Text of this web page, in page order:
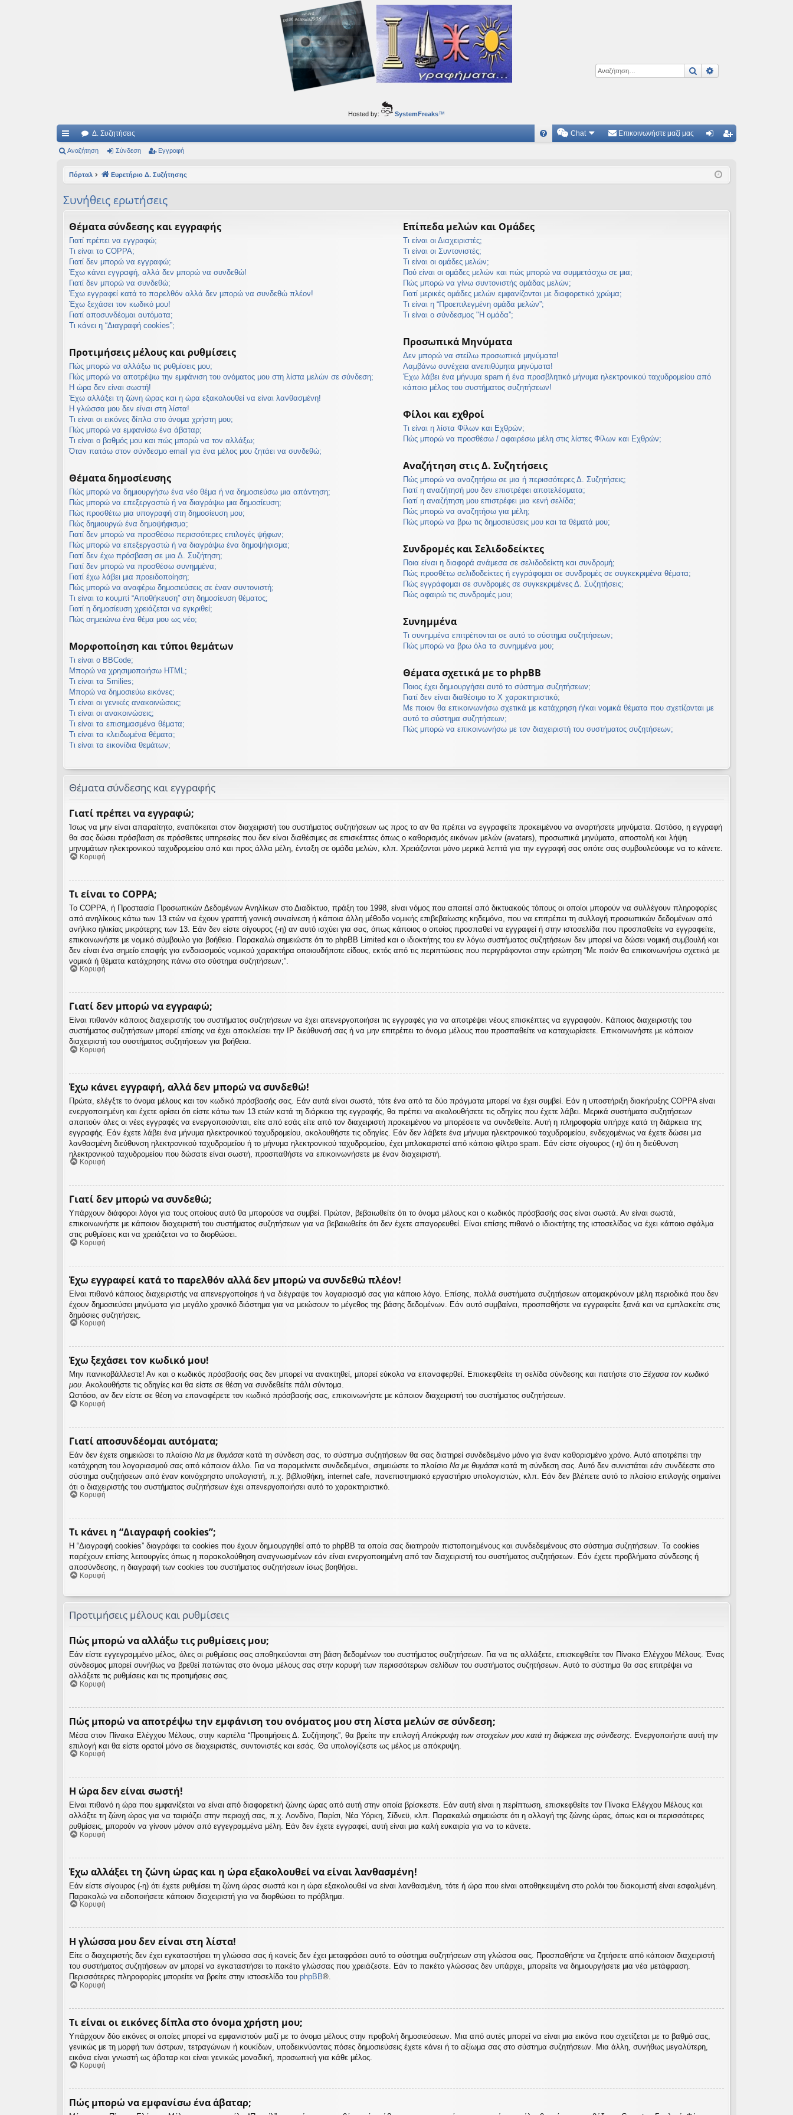
Αναζήτηση
Αυτός ο τόπος φιλοδοξεί να ανοίγει μονοπάτια για τα συναρπαστικά και όμορφα ταξίδια του νού...
Hosted by: SystemFreaks™
Γ
ρή
ς
Δ. Συζητήσεις Chat Επικοινωνήστε μαζί μας
ρα
Αναζήτηση Σύνδεση Εγγραφή
Πόρταλ Ευρετήριο Δ. Συζήτησης
Συνήθεις ερωτήσεις
Θέματα σύνδεσης και εγγραφής
Γιατί πρέπει να εγγραφώ;
Τι είναι το COPPA;
Γιατί δεν μπορώ να εγγραφώ;
Έχω κάνει εγγραφή, αλλά δεν μπορώ να συνδεθώ!
Γιατί δεν μπορώ να συνδεθώ;
Έχω εγγραφεί κατά το παρελθόν αλλά δεν μπορώ να συνδεθώ πλέον!
Έχω ξεχάσει τον κωδικό μου!
Γιατί αποσυνδέομαι αυτόματα;
Τι κάνει η “Διαγραφή cookies”;
Προτιμήσεις μέλους και ρυθμίσεις
Πώς μπορώ να αλλάξω τις ρυθμίσεις μου;
Πώς μπορώ να αποτρέψω την εμφάνιση του ονόματος μου στη λίστα μελών σε σύνδεση;
Η ώρα δεν είναι σωστή!
Έχω αλλάξει τη ζώνη ώρας και η ώρα εξακολουθεί να είναι λανθασμένη!
Η γλώσσα μου δεν είναι στη λίστα!
Τι είναι οι εικόνες δίπλα στο όνομα χρήστη μου;
Πώς μπορώ να εμφανίσω ένα άβαταρ;
Τι είναι ο βαθμός μου και πώς μπορώ να τον αλλάξω;
Όταν πατάω στον σύνδεσμο email για ένα μέλος μου ζητάει να συνδεθώ;
Θέματα δημοσίευσης
Πώς μπορώ να δημιουργήσω ένα νέο θέμα ή να δημοσιεύσω μια απάντηση;
Πώς μπορώ να επεξεργαστώ ή να διαγράψω μια δημοσίευση;
Πώς προσθέτω μια υπογραφή στη δημοσίευση μου;
Πώς δημιουργώ ένα δημοψήφισμα;
Γιατί δεν μπορώ να προσθέσω περισσότερες επιλογές ψήφων;
Πώς μπορώ να επεξεργαστώ ή να διαγράψω ένα δημοψήφισμα;
Γιατί δεν έχω πρόσβαση σε μια Δ. Συζήτηση;
Γιατί δεν μπορώ να προσθέσω συνημμένα;
Γιατί έχω λάβει μια προειδοποίηση;
Πώς μπορώ να αναφέρω δημοσιεύσεις σε έναν συντονιστή;
Τι είναι το κουμπί “Αποθήκευση” στη δημοσίευση θέματος;
Γιατί η δημοσίευση χρειάζεται να εγκριθεί;
Πώς σημειώνω ένα θέμα μου ως νέο;
Μορφοποίηση και τύποι θεμάτων
Τι είναι ο BBCode;
Μπορώ να χρησιμοποιήσω HTML;
Τι είναι τα Smilies;
Μπορώ να δημοσιεύω εικόνες;
Τι είναι οι γενικές ανακοινώσεις;
Τι είναι οι ανακοινώσεις;
Τι είναι τα επισημασμένα θέματα;
Τι είναι τα κλειδωμένα θέματα;
Τι είναι τα εικονίδια θεμάτων;
Επίπεδα μελών και Ομάδες
Τι είναι οι Διαχειριστές;
Τι είναι οι Συντονιστές;
Τι είναι οι ομάδες μελών;
Πού είναι οι ομάδες μελών και πώς μπορώ να συμμετάσχω σε μια;
Πώς μπορώ να γίνω συντονιστής ομάδας μελών;
Γιατί μερικές ομάδες μελών εμφανίζονται με διαφορετικό χρώμα;
Τι είναι η “Προεπιλεγμένη ομάδα μελών”;
Τι είναι ο σύνδεσμος "Η ομάδα”;
Προσωπικά Μηνύματα
Δεν μπορώ να στείλω προσωπικά μηνύματα!
Λαμβάνω συνέχεια ανεπιθύμητα μηνύματα!
Έχω λάβει ένα μήνυμα spam ή ένα προσβλητικό μήνυμα ηλεκτρονικού ταχυδρομείου από
κάποιο μέλος του συστήματος συζητήσεων!
Φίλοι και εχθροί
Τι είναι η λίστα Φίλων και Εχθρών;
Πώς μπορώ να προσθέσω / αφαιρέσω μέλη στις λίστες Φίλων και Εχθρών;
Αναζήτηση στις Δ. Συζητήσεις
Πώς μπορώ να αναζητήσω σε μια ή περισσότερες Δ. Συζητήσεις;
Γιατί η αναζήτησή μου δεν επιστρέφει αποτελέσματα;
Γιατί η αναζήτηση μου επιστρέφει μια κενή σελίδα;
Πώς μπορώ να αναζητήσω για μέλη;
Πώς μπορώ να βρω τις δημοσιεύσεις μου και τα θέματά μου;
Συνδρομές και Σελιδοδείκτες
Ποια είναι η διαφορά ανάμεσα σε σελιδοδείκτη και συνδρομή;
Πώς προσθέτω σελιδοδείκτες ή εγγράφομαι σε συνδρομές σε συγκεκριμένα θέματα;
Πώς εγγράφομαι σε συνδρομές σε συγκεκριμένες Δ. Συζητήσεις;
Πώς αφαιρώ τις συνδρομές μου;
Συνημμένα
Τι συνημμένα επιτρέπονται σε αυτό το σύστημα συζητήσεων;
Πώς μπορώ να βρω όλα τα συνημμένα μου;
Θέματα σχετικά με το phpBB
Ποιος έχει δημιουργήσει αυτό το σύστημα συζητήσεων;
Γιατί δεν είναι διαθέσιμο το Χ χαρακτηριστικό;
Με ποιον θα επικοινωνήσω σχετικά με κατάχρηση ή/και νομικά θέματα που σχετίζονται με
αυτό το σύστημα συζητήσεων;
Πώς μπορώ να επικοινωνήσω με τον διαχειριστή του συστήματος συζητήσεων;
Θέματα σύνδεσης και εγγραφής
Γιατί πρέπει να εγγραφώ;
Ίσως να μην είναι απαραίτητο, εναπόκειται στον διαχειριστή του συστήματος συζητήσεων ως προς το αν θα πρέπει να εγγραφείτε προκειμένου να αναρτήσετε μηνύματα. Ωστόσο, η εγγραφή
θα σας δώσει πρόσβαση σε πρόσθετες υπηρεσίες που δεν είναι διαθέσιμες σε επισκέπτες όπως ο καθορισμός εικόνων μελών (avatars), προσωπικά μηνύματα, αποστολή και λήψη
μηνυμάτων ηλεκτρονικού ταχυδρομείου από και προς άλλα μέλη, ένταξη σε ομάδα μελών, κλπ. Χρειάζονται μόνο μερικά λεπτά για την εγγραφή σας οπότε σας συμβουλεύουμε να το κάνετε.
Κορυφή
Τι είναι το COPPA;
Το COPPA, ή Προστασία Προσωπικών Δεδομένων Ανηλίκων στο Διαδίκτυο, πράξη του 1998, είναι νόμος που απαιτεί από δικτυακούς τόπους οι οποίοι μπορούν να συλλέγουν πληροφορίες
από ανηλίκους κάτω των 13 ετών να έχουν γραπτή γονική συναίνεση ή κάποια άλλη μέθοδο νομικής επιβεβαίωσης κηδεμόνα, που να επιτρέπει τη συλλογή προσωπικών δεδομένων από
ανήλικο ηλικίας μικρότερης των 13. Εάν δεν είστε σίγουρος (-η) αν αυτό ισχύει για σας, όπως κάποιος ο οποίος προσπαθεί να εγγραφεί ή στην ιστοσελίδα που προσπαθείτε να εγγραφείτε,
επικοινωνήστε με νομικό σύμβουλο για βοήθεια. Παρακαλώ σημειώστε ότι το phpBB Limited και ο ιδιοκτήτης του εν λόγω συστήματος συζητήσεων δεν μπορεί να δώσει νομική συμβουλή και
δεν είναι ένα σημείο επαφής για ενδοιασμούς νομικού χαρακτήρα οποιουδήποτε είδους, εκτός από τις περιπτώσεις που περιγράφονται στην ερώτηση “Με ποιόν θα επικοινωνήσω σχετικά με
νομικά ή θέματα κατάχρησης πάνω στο σύστημα συζητήσεων;”.
Κορυφή
Γιατί δεν μπορώ να εγγραφώ;
Είναι πιθανόν κάποιος διαχειριστής του συστήματος συζητήσεων να έχει απενεργοποιήσει τις εγγραφές για να αποτρέψει νέους επισκέπτες να εγγραφούν. Κάποιος διαχειριστής του
συστήματος συζητήσεων μπορεί επίσης να έχει αποκλείσει την IP διεύθυνσή σας ή να μην επιτρέπει το όνομα μέλους που προσπαθείτε να καταχωρίσετε. Επικοινωνήστε με κάποιον
διαχειριστή του συστήματος συζητήσεων για βοήθεια.
Κορυφή
Έχω κάνει εγγραφή, αλλά δεν μπορώ να συνδεθώ!
Πρώτα, ελέγξτε το όνομα μέλους και τον κωδικό πρόσβασής σας. Εάν αυτά είναι σωστά, τότε ένα από τα δύο πράγματα μπορεί να έχει συμβεί. Εάν η υποστήριξη διακήρυξης COPPA είναι
ενεργοποιημένη και έχετε ορίσει ότι είστε κάτω των 13 ετών κατά τη διάρκεια της εγγραφής, θα πρέπει να ακολουθήσετε τις οδηγίες που έχετε λάβει. Μερικά συστήματα συζητήσεων
απαιτούν όλες οι νέες εγγραφές να ενεργοποιούνται, είτε από εσάς είτε από τον διαχειριστή προκειμένου να μπορέσετε να συνδεθείτε. Αυτή η πληροφορία υπήρχε κατά τη διάρκεια της
εγγραφής. Εάν έχετε λάβει ένα μήνυμα ηλεκτρονικού ταχυδρομείου, ακολουθήστε τις οδηγίες. Εάν δεν λάβετε ένα μήνυμα ηλεκτρονικού ταχυδρομείου, ενδεχομένως να έχετε δώσει μια
λανθασμένη διεύθυνση ηλεκτρονικού ταχυδρομείου ή το μήνυμα ηλεκτρονικού ταχυδρομείου, έχει μπλοκαριστεί από κάποιο φίλτρο spam. Εάν είστε σίγουρος (-η) ότι η διεύθυνση
ηλεκτρονικού ταχυδρομείου που δώσατε είναι σωστή, προσπαθήστε να επικοινωνήσετε με έναν διαχειριστή.
Κορυφή
Γιατί δεν μπορώ να συνδεθώ;
Υπάρχουν διάφοροι λόγοι για τους οποίους αυτό θα μπορούσε να συμβεί. Πρώτον, βεβαιωθείτε ότι το όνομα μέλους και ο κωδικός πρόσβασής σας είναι σωστά. Αν είναι σωστά,
επικοινωνήστε με κάποιον διαχειριστή του συστήματος συζητήσεων για να βεβαιωθείτε ότι δεν έχετε απαγορευθεί. Είναι επίσης πιθανό ο ιδιοκτήτης της ιστοσελίδας να έχει κάποιο σφάλμα
στις ρυθμίσεις και να χρειάζεται να το διορθώσει.
Κορυφή
Έχω εγγραφεί κατά το παρελθόν αλλά δεν μπορώ να συνδεθώ πλέον!
Είναι πιθανό κάποιος διαχειριστής να απενεργοποίησε ή να διέγραψε τον λογαριασμό σας για κάποιο λόγο. Επίσης, πολλά συστήματα συζητήσεων απομακρύνουν μέλη περιοδικά που δεν
έχουν δημοσιεύσει μηνύματα για μεγάλο χρονικό διάστημα για να μειώσουν το μέγεθος της βάσης δεδομένων. Εάν αυτό συμβαίνει, προσπαθήστε να εγγραφείτε ξανά και να εμπλακείτε στις
δημόσιες συζητήσεις.
Κορυφή
Έχω ξεχάσει τον κωδικό μου!
Μην πανικοβάλλεστε! Αν και ο κωδικός πρόσβασής σας δεν μπορεί να ανακτηθεί, μπορεί εύκολα να επαναφερθεί. Επισκεφθείτε τη σελίδα σύνδεσης και πατήστε στο Ξέχασα τον κωδικό
μου. Ακολουθήστε τις οδηγίες και θα είστε σε θέση να συνδεθείτε πάλι σύντομα.
Ωστόσο, αν δεν είστε σε θέση να επαναφέρετε τον κωδικό πρόσβασής σας, επικοινωνήστε με κάποιον διαχειριστή του συστήματος συζητήσεων.
Κορυφή
Γιατί αποσυνδέομαι αυτόματα;
Εάν δεν έχετε σημειώσει το πλαίσιο Να με θυμάσαι κατά τη σύνδεση σας, το σύστημα συζητήσεων θα σας διατηρεί συνδεδεμένο μόνο για έναν καθορισμένο χρόνο. Αυτό αποτρέπει την
κατάχρηση του λογαριασμού σας από κάποιον άλλο. Για να παραμείνετε συνδεδεμένοι, σημειώστε το πλαίσιο Να με θυμάσαι κατά τη σύνδεση σας. Αυτό δεν συνιστάται εάν συνδέεστε στο
σύστημα συζητήσεων από έναν κοινόχρηστο υπολογιστή, π.χ. βιβλιοθήκη, internet cafe, πανεπιστημιακό εργαστήριο υπολογιστών, κλπ. Εάν δεν βλέπετε αυτό το πλαίσιο επιλογής σημαίνει
ότι ο διαχειριστής του συστήματος συζητήσεων έχει απενεργοποιήσει αυτό το χαρακτηριστικό.
Κορυφή
Τι κάνει η “Διαγραφή cookies”;
Η “Διαγραφή cookies” διαγράφει τα cookies που έχουν δημιουργηθεί από το phpBB τα οποία σας διατηρούν πιστοποιημένους και συνδεδεμένους στο σύστημα συζητήσεων. Τα cookies
παρέχουν επίσης λειτουργίες όπως η παρακολούθηση αναγνωσμένων εάν είναι ενεργοποιημένη από τον διαχειριστή του συστήματος συζητήσεων. Εάν έχετε προβλήματα σύνδεσης ή
αποσύνδεσης, η διαγραφή των cookies του συστήματος συζητήσεων ίσως βοηθήσει.
Κορυφή
Προτιμήσεις μέλους και ρυθμίσεις
Πώς μπορώ να αλλάξω τις ρυθμίσεις μου;
Εάν είστε εγγεγραμμένο μέλος, όλες οι ρυθμίσεις σας αποθηκεύονται στη βάση δεδομένων του συστήματος συζητήσεων. Για να τις αλλάξετε, επισκεφθείτε τον Πίνακα Ελέγχου Μέλους. Ένας
σύνδεσμος μπορεί συνήθως να βρεθεί πατώντας στο όνομα μέλους σας στην κορυφή των περισσότερων σελίδων του συστήματος συζητήσεων. Αυτό το σύστημα θα σας επιτρέψει να
αλλάξετε τις ρυθμίσεις και τις προτιμήσεις σας.
Κορυφή
Πώς μπορώ να αποτρέψω την εμφάνιση του ονόματος μου στη λίστα μελών σε σύνδεση;
Μέσα στον Πίνακα Ελέγχου Μέλους, στην καρτέλα “Προτιμήσεις Δ. Συζήτησης”, θα βρείτε την επιλογή Απόκρυψη των στοιχείων μου κατά τη διάρκεια της σύνδεσης . Ενεργοποιήστε αυτή την
επιλογή και θα είστε ορατοί μόνο σε διαχειριστές, συντονιστές και εσάς. Θα υπολογίζεστε ως μέλος με απόκρυψη.
Κορυφή
Η ώρα δεν είναι σωστή!
Είναι πιθανό η ώρα που εμφανίζεται να είναι από διαφορετική ζώνης ώρας από αυτή στην οποία βρίσκεστε. Εάν αυτή είναι η περίπτωση, επισκεφθείτε τον Πίνακα Ελέγχου Μέλους και
αλλάξτε τη ζώνη ώρας για να ταιριάζει στην περιοχή σας, π.χ. Λονδίνο, Παρίσι, Νέα Υόρκη, Σίδνεϋ, κλπ. Παρακαλώ σημειώστε ότι η αλλαγή της ζώνης ώρας, όπως και οι περισσότερες
ρυθμίσεις, μπορούν να γίνουν μόνον από εγγεγραμμένα μέλη. Εάν δεν έχετε εγγραφεί, αυτή είναι μια καλή ευκαιρία για να το κάνετε.
Κορυφή
Έχω αλλάξει τη ζώνη ώρας και η ώρα εξακολουθεί να είναι λανθασμένη!
Εάν είστε σίγουρος (-η) ότι έχετε ρυθμίσει τη ζώνη ώρας σωστά και η ώρα εξακολουθεί να είναι λανθασμένη, τότε ή ώρα που είναι αποθηκευμένη στο ρολόι του διακομιστή είναι εσφαλμένη.
Παρακαλώ να ειδοποιήσετε κάποιον διαχειριστή για να διορθώσει το πρόβλημα.
Κορυφή
Η γλώσσα μου δεν είναι στη λίστα!
Είτε ο διαχειριστής δεν έχει εγκαταστήσει τη γλώσσα σας ή κανείς δεν έχει μεταφράσει αυτό το σύστημα συζητήσεων στη γλώσσα σας. Προσπαθήστε να ζητήσετε από κάποιον διαχειριστή
του συστήματος συζητήσεων αν μπορεί να εγκαταστήσει το πακέτο γλώσσας που χρειάζεστε. Εάν το πακέτο γλώσσας δεν υπάρχει, μπορείτε να δημιουργήσετε μια νέα μετάφραση.
Περισσότερες πληροφορίες μπορείτε να βρείτε στην ιστοσελίδα του phpBB®.
Κορυφή
Τι είναι οι εικόνες δίπλα στο όνομα χρήστη μου;
Υπάρχουν δύο εικόνες οι οποίες μπορεί να εμφανιστούν μαζί με το όνομα μέλους στην προβολή δημοσιεύσεων. Μια από αυτές μπορεί να είναι μια εικόνα που σχετίζεται με το βαθμό σας,
γενικώς με τη μορφή των άστρων, τετραγώνων ή κουκίδων, υποδεικνύοντας πόσες δημοσιεύσεις έχετε κάνει ή το αξίωμα σας στο σύστημα συζητήσεων. Μια άλλη, συνήθως μεγαλύτερη,
εικόνα είναι γνωστή ως άβαταρ και είναι γενικώς μοναδική, προσωπική για κάθε μέλος.
Κορυφή
Πώς μπορώ να εμφανίσω ένα άβαταρ;